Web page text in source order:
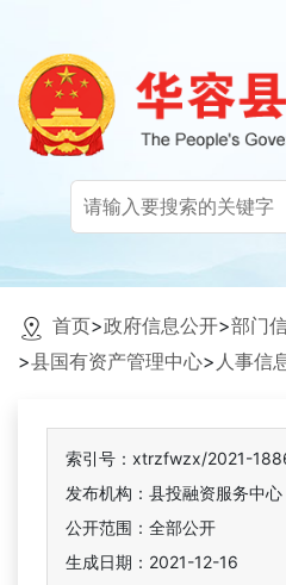
首页>政府信息公开>部门
>县国有资产管理中心> 人事信
索引号：xtrzfwzx/2021-
发布机构：县投融资服务中心
公开范围：全部公开
生成日期：2021-12-16